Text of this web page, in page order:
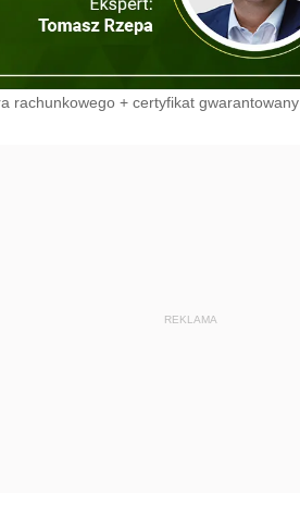
rachunkowego + certyfikat gwarantowany